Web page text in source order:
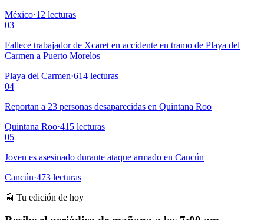
México·12 lecturas
03
Fallece trabajador de Xcaret en accidente en tramo de Playa del
Carmen a Puerto Morelos
Playa del Carmen·614 lecturas
04
Reportan a 23 personas desaparecidas en Quintana Roo
Quintana Roo·415 lecturas
05
Joven es asesinado durante ataque armado en Cancún
Cancún·473 lecturas
📰 Tu edición de hoy